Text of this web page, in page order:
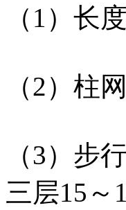
（1）长
（2）柱
（3）步
三层15～